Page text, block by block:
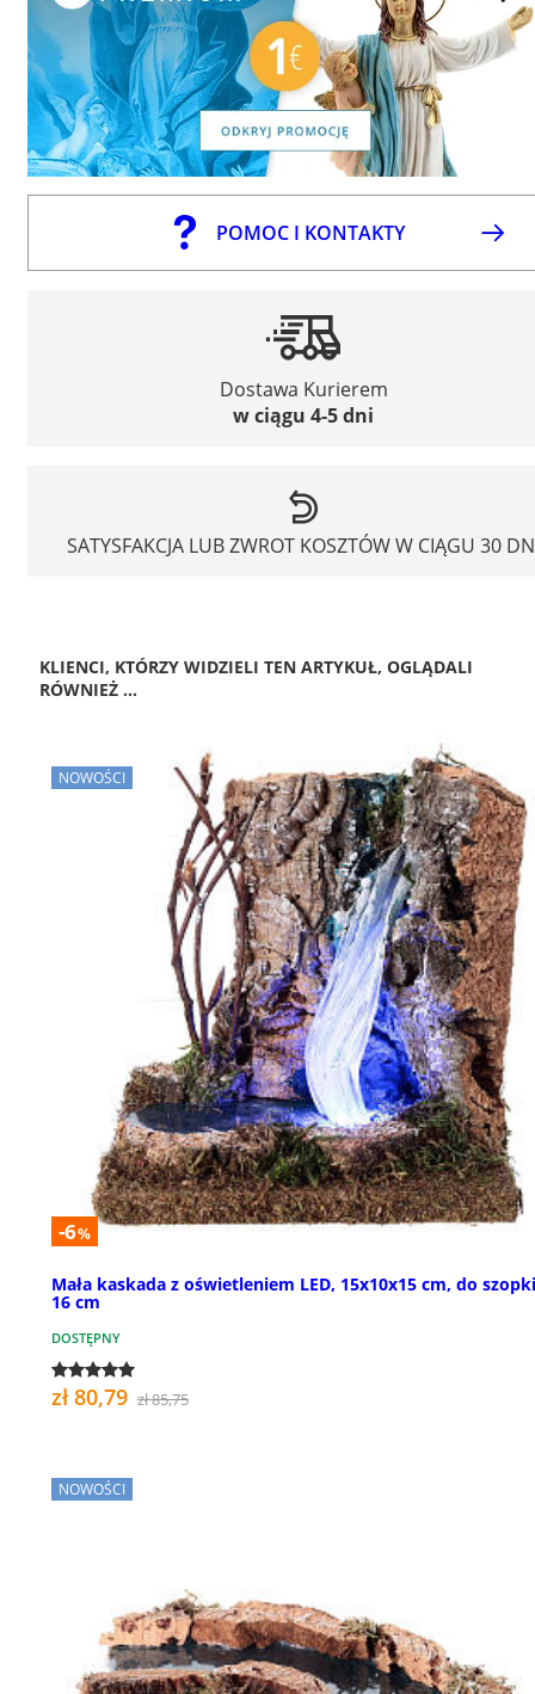
POMOC I KONTAKTY
Dostawa Kurierem
w ciągu 4-5 dni
SATYSFAKCJA LUB ZWROT KOSZTÓW W CIĄGU 30
KLIENCI, KTÓRZY WIDZIELI TEN ARTYKUŁ, OGLĄDALI
RÓWNIEŻ ...
NOWOŚCI
-6%
Mała kaskada z oświetleniem LED, 15x10x15 cm, do
16 cm
DOSTĘPNY
zł 80,79 zł 85,75
NOWOŚCI